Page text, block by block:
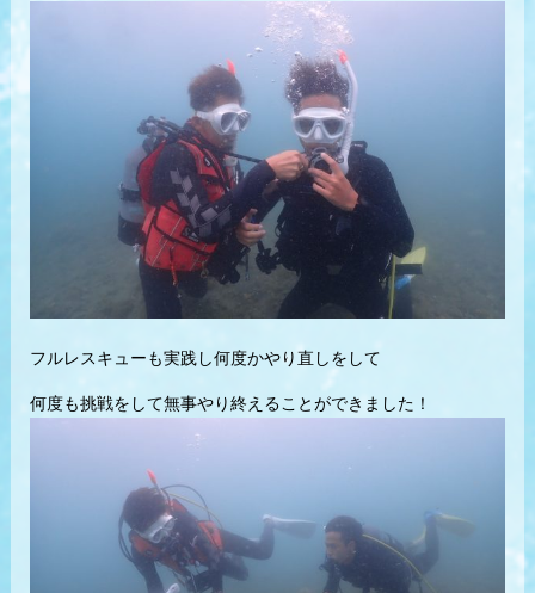
フルレスキューも実践し何度かやり直しをして
何度も挑戦をして無事やり終えることができました！